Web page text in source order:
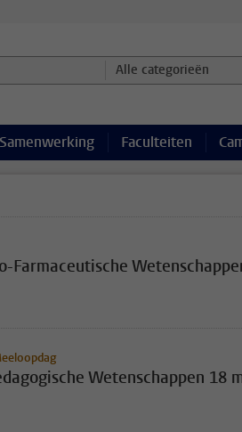
categorie Alle categorieën
Samenwerking Faculteiten
Farmaceutische
Wetenschappen 18